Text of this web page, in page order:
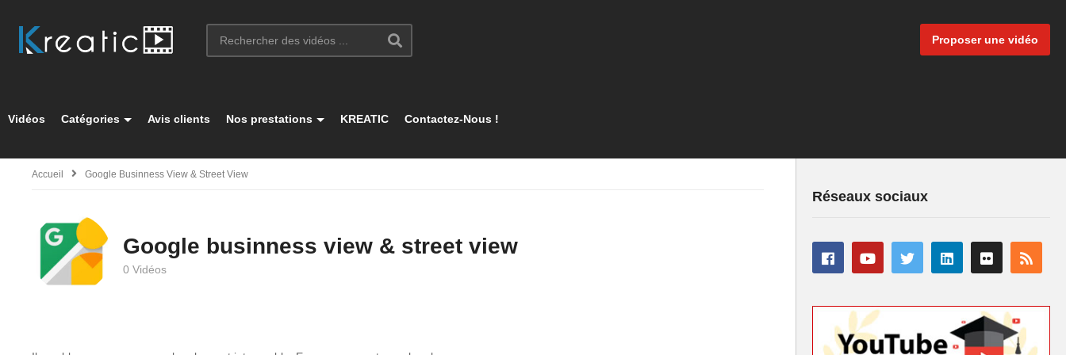
Proposer une vidéo
Vidéos Catégories Avis clients Nos prestations KREATIC Contactez-Nous !
Accueil Google Businness View & Street View
Google businness view & street view
0 Vidéos
Réseaux sociaux